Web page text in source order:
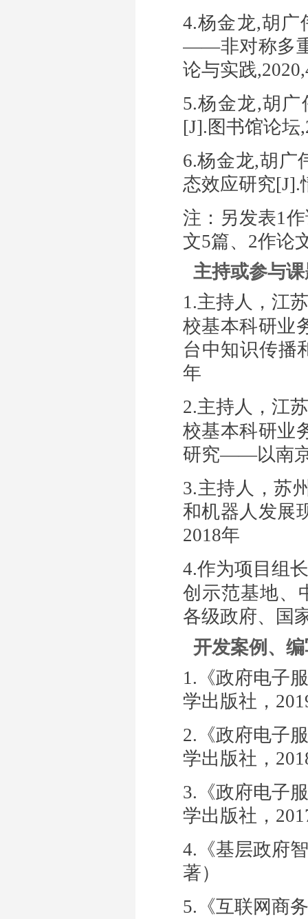
4.杨金龙,胡广
——非对称多
论与实践
5.杨金龙,胡广
[J]. 图书馆论坛
6.杨金龙,胡广
态效应研究[J].
注：另发表1
文5篇、 2作论
主持或参与
1.主持人，江
校基本科研业
台中知识传播
年
2.主持人，江
校基本科研业
研究——以南
3.主持人，苏
和机器人发展
2018年
4.作为项目组
创示范基地、
各级政府、国
开发案例、
1.《政府电子
学出版社，
2.《政府电子
学出版社，
3.《政府电子
学出版社，
4.《基层政府
著）
5.《互联网商